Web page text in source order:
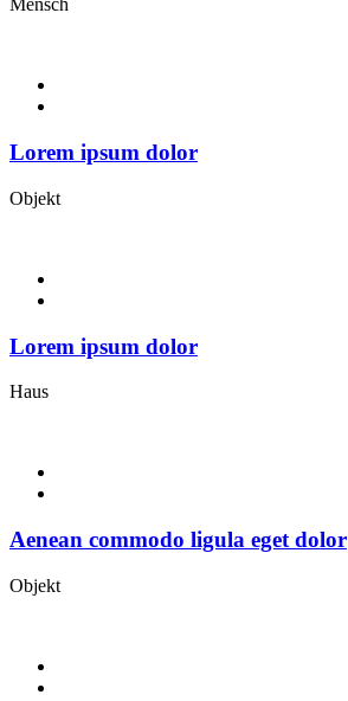
Mensch
Lorem ipsum dolor
Objekt
Lorem ipsum dolor
Haus
Aenean commodo ligula eget dolor
Objekt